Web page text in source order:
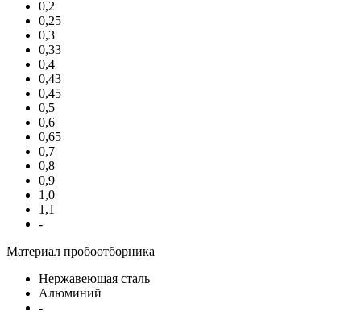
0,2
0,25
0,3
0,33
0,4
0,43
0,45
0,5
0,6
0,65
0,7
0,8
0,9
1,0
1,1
-
Материал пробоотборника
Нержавеющая сталь
Алюминий
-